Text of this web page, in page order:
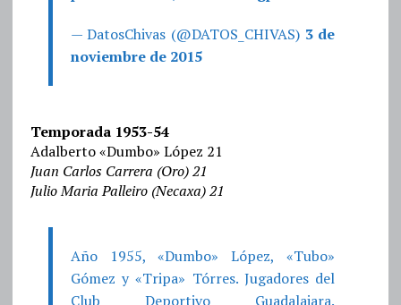
— DatosChivas (@DATOS_CHIVAS) 3 de
noviembre de 2015
Temporada 1953-54
Adalberto «Dumbo» López 21
Juan Carlos Carrera (Oro) 21
Julio Maria Palleiro (Necaxa) 21
Año 1955, «Dumbo» López, «Tubo»
Gómez y «Tripa» Tórres. Jugadores del
Club Deportivo Guadalajara.